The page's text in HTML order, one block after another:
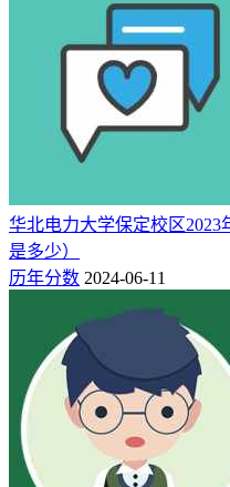
华北电力大学保定校区
是多少）
历年分数 2024-06-11